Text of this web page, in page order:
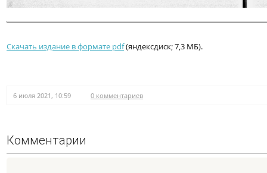
Скачать издание в формате pdf(яндексдиск; 7,3 МБ).
6 июля 2021, 10:59 0 комментариев
Комментарии